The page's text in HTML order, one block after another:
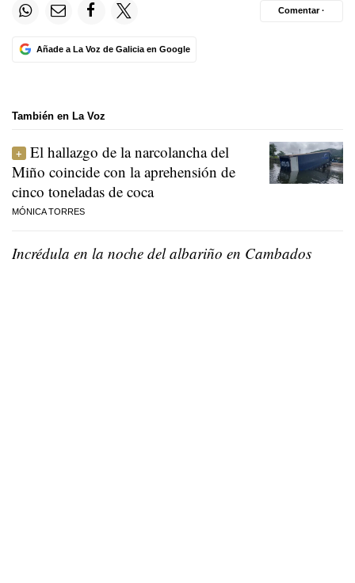
Añade a La Voz de Galicia en Google
Comentar ·
También en La Voz
El hallazgo de la narcolancha del
Miño coincide con la aprehensión de
cinco toneladas de coca
MÓNICA TORRES
Incrédula en la noche del albariño en Cambados